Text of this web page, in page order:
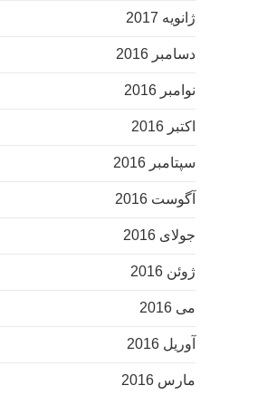
ژانویه 2017
دسامبر 2016
نوامبر 2016
اکتبر 2016
سپتامبر 2016
آگوست 2016
جولای 2016
ژوئن 2016
می 2016
آوریل 2016
مارس 2016